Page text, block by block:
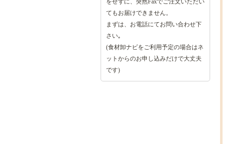
てもお届けできません。
まずは、お電話にてお問い合わせ下
さい｡
(食材卸ナビをご利用予定の場合はネ
ットからのお申し込みだけで大丈夫
です)